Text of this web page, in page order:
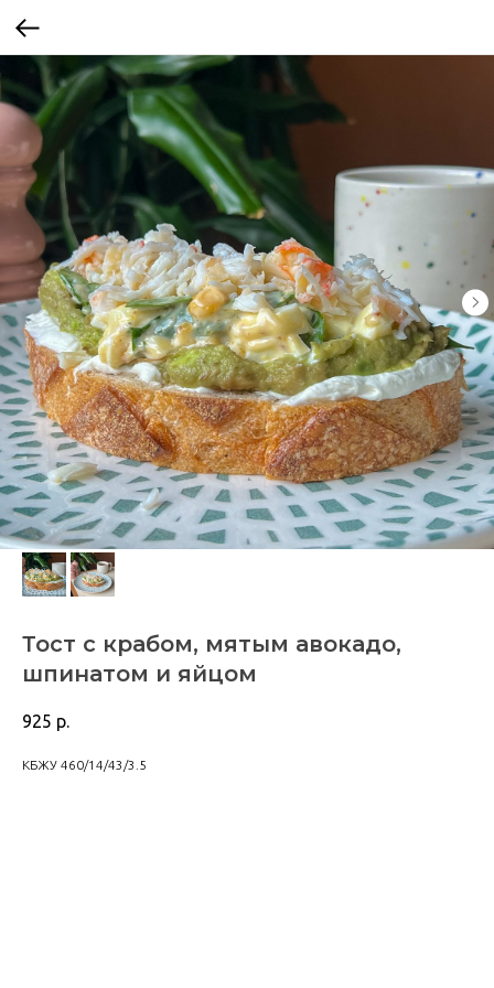
Тост с крабом, мятым авокадо,
шпинатом и яйцом
925 р.
КБЖУ 460/14/43/3.5